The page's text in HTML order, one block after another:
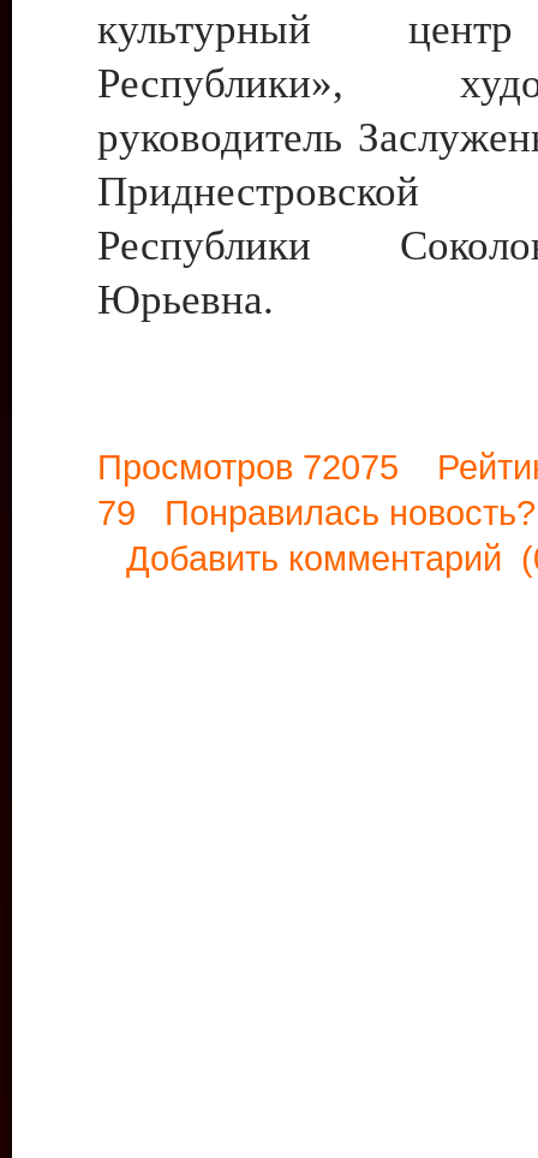
культурный
Республики»,
руководитель
Приднестровской
Республики
Юрьевна.
Просмотров 72075
79 Понравилась
Добавить комментарий